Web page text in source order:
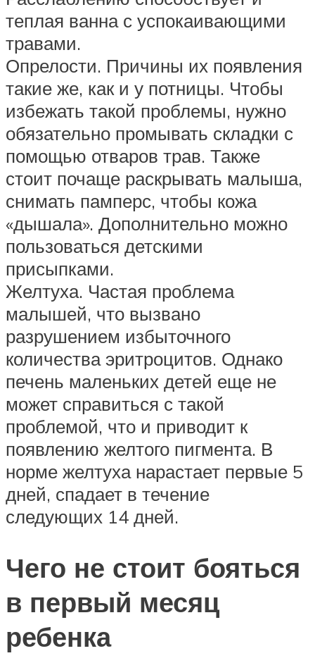
теплая ванна с успокаивающими
травами.
Опрелости. Причины их появления
такие же, как и у потницы. Чтобы
избежать такой проблемы, нужно
обязательно промывать складки с
помощью отваров трав. Также
стоит почаще раскрывать малыша,
снимать памперс, чтобы кожа
«дышала». Дополнительно можно
пользоваться детскими
присыпками.
Желтуха. Частая проблема
малышей, что вызвано
разрушением избыточного
количества эритроцитов. Однако
печень маленьких детей еще не
может справиться с такой
проблемой, что и приводит к
появлению желтого пигмента. В
норме желтуха нарастает первые 5
дней, спадает в течение
следующих 14 дней.
Чего не стоит бояться
в первый месяц
ребенка